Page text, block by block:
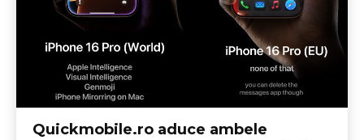
Quickmobile.ro aduce ambele